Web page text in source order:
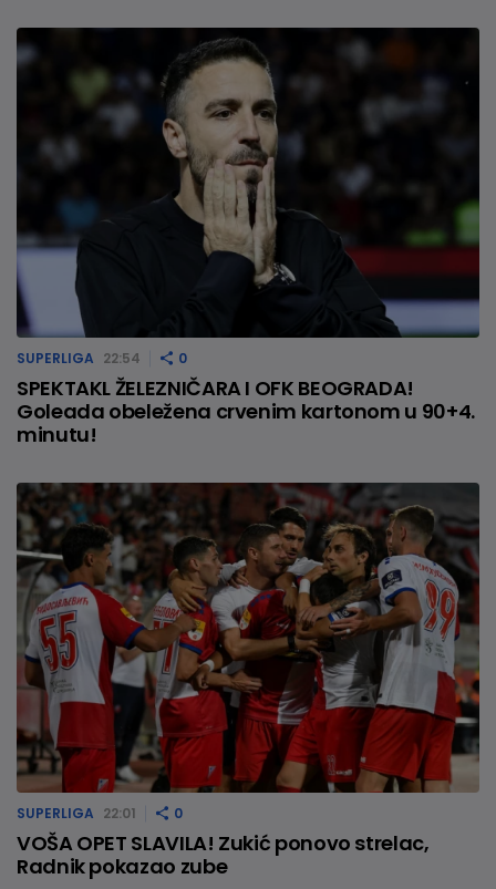
SUPERLIGA 22:54 0
SPEKTAKL ŽELEZNIČARA I OFK BEOGRADA!
Goleada obeležena crvenim kartonom u 90+4.
minutu!
SUPERLIGA 22:01 0
VOŠA OPET SLAVILA! Zukić ponovo strelac,
Radnik pokazao zube